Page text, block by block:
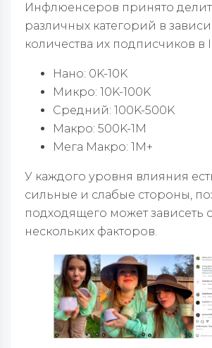
Инфлюенсеров принято
различных категорий в
количества их подписчиков в
Нано: 0K-10K
Микро: 10K-100K
Средний: 100K-500K
Макро: 500K-1M
Мега Макро: 1M+
У каждого уровня влияния
сильные и слабые стороны,
подходящего может зависеть
нескольких факторов.